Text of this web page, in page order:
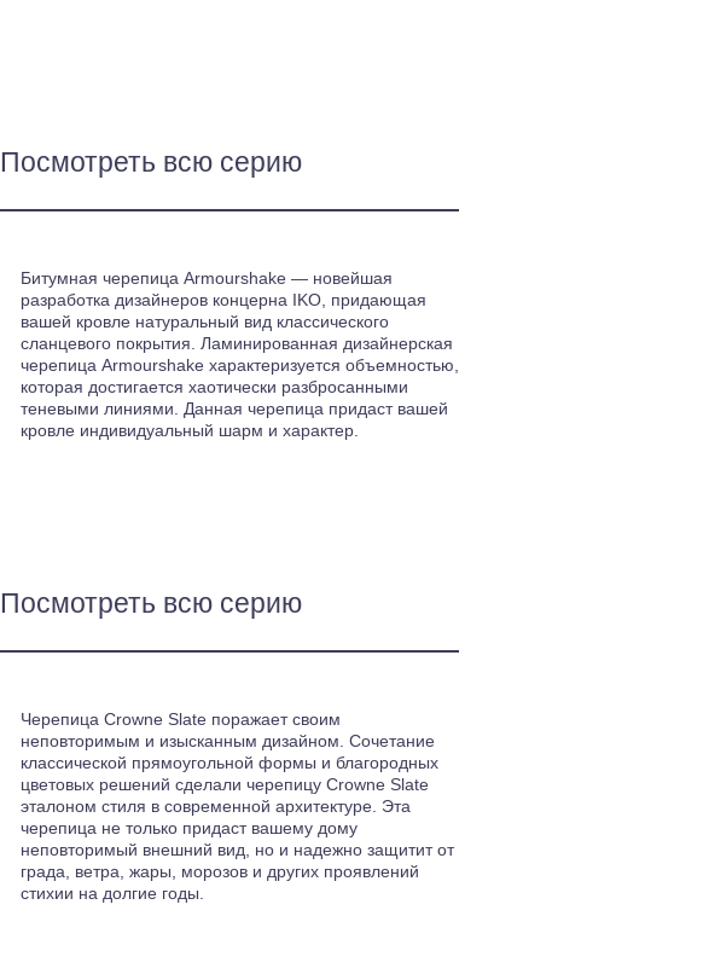
Посмотреть всю серию
Битумная черепица Armourshake — новейшая
разработка дизайнеров концерна IKO, придающая
вашей кровле натуральный вид классического
сланцевого покрытия. Ламинированная дизайнерская
черепица Armourshake характеризуется объемностью,
которая достигается хаотически разбросанными
теневыми линиями. Данная черепица придаст вашей
кровле индивидуальный шарм и характер.
Посмотреть всю серию
Черепица Crowne Slate поражает своим
неповторимым и изысканным дизайном. Сочетание
классической прямоугольной формы и благородных
цветовых решений сделали черепицу Crowne Slate
эталоном стиля в современной архитектуре. Эта
черепица не только придаст вашему дому
неповторимый внешний вид, но и надежно защитит от
града, ветра, жары, морозов и других проявлений
стихии на долгие годы.